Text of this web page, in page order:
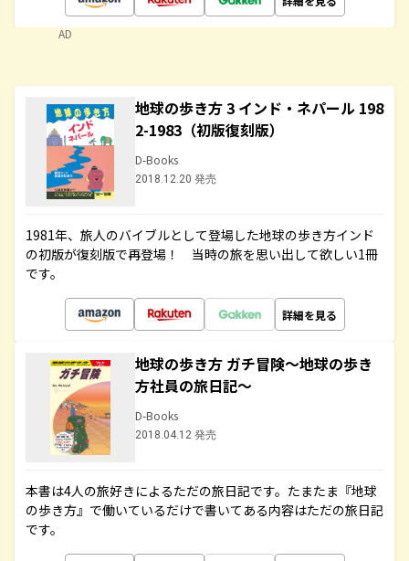
AD
地球の歩き方 3 インド・ネパール 198
2-1983（初版復刻版）
D-Books
2018.12.20 発売
1981年、旅人のバイブルとして登場した地球の歩き方インド
の初版が復刻版で再登場！ 当時の旅を思い出して欲しい1冊
です。
詳細を見る
地球の歩き方 ガチ冒険～地球の歩き
方社員の旅日記～
D-Books
2018.04.12 発売
本書は4人の旅好きによるただの旅日記です。たまたま『地球
の歩き方』で働いているだけで書いてある内容はただの旅日記
です。